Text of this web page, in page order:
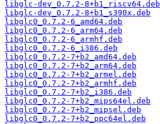
libglc-dev_0.7.2-8+b1_riscv64.deb
libglc-dev_0.7.2-8+b1_s390x.deb
libglc0_0.7.2-6_amd64.deb
libglc0_0.7.2-6_arm64.deb
libglc0_0.7.2-6_armhf.deb
libglc0_0.7.2-6_i386.deb
libglc0_0.7.2-7+b2_amd64.deb
libglc0_0.7.2-7+b2_arm64.deb
libglc0_0.7.2-7+b2_armel.deb
libglc0_0.7.2-7+b2_armhf.deb
libglc0_0.7.2-7+b2_i386.deb
libglc0_0.7.2-7+b2_mips64el.deb
libglc0_0.7.2-7+b2_mipsel.deb
libglc0_0.7.2-7+b2_ppc64el.deb